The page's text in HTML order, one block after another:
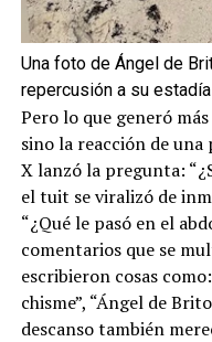
Una foto de Ángel de
repercusión a su
Pero lo que generó
sino la reacción de una
X lanzó la pregunta:
el tuit se viralizó de
“¿Qué le pasó en el
comentarios que se
escribieron cosas
chisme”, “Ángel de
descanso también